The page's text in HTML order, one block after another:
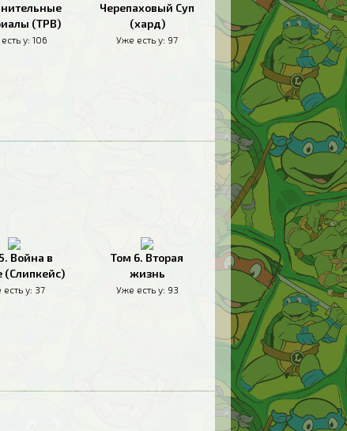
(TPB)
у: 106
Черепаховый Суп
(хард)
Уже есть у: 97
Война в
(Слипкейс)
у: 37
Том 6. Вторая
жизнь
Уже есть у: 93